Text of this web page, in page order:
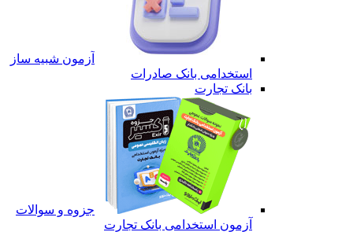
آزمون شبیه ساز
استخدامی بانک صادرات
بانک تجارت
جزوه و سوالات
آزمون استخدامی بانک تجارت